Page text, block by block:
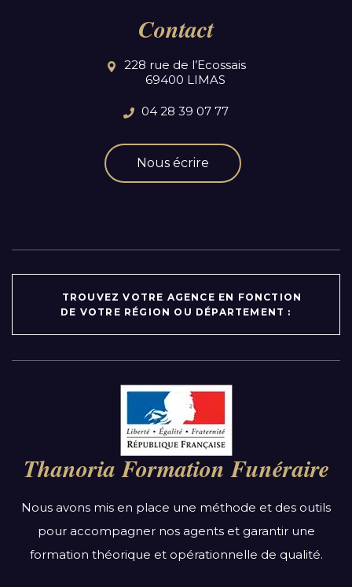
Contact
228 rue de l’Ecossais
69400 LIMAS
04 28 39 07 77
Nous écrire
TROUVEZ VOTRE AGENCE EN FONCTION
DE VOTRE RÉGION OU DÉPARTEMENT :
Auvergne-Rhône-Alpes
Bourgogne-Franche-Comté
Bretagne
Centre-Val de Loire
Grand Est
Hauts-de-France
Thanoria Formation Funéraire
Nous avons mis en place une méthode et des outils
pour accompagner nos agents et garantir une
formation théorique et opérationnelle de qualité.